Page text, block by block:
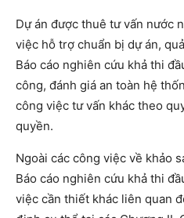
Dự án được thuê tư vấn nước
việc hỗ trợ chuẩn bị dự án,
Báo cáo nghiên cứu khả thi
công, đánh giá an toàn hệ
công việc tư vấn khác theo
quyền.
Ngoài các công việc về khảo
Báo cáo nghiên cứu khả thi
việc cần thiết khác liên quan